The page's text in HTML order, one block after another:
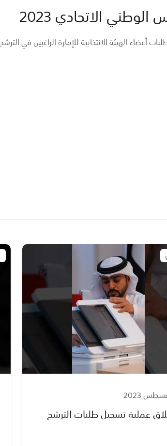
الاتحادي 2023
لجنة إمارة أم القيوين لانتخابات المجلس الوطني الاتحادي 2023 طلبات أعضاء الهيئة
عملية تسجيل طلبات الترشح